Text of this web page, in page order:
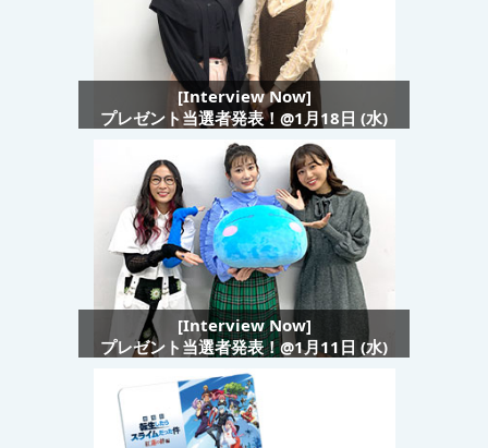
[Interview Now]
プレゼント当選者発表！@1月18日 (水)
[Interview Now]
プレゼント当選者発表！@1月11日 (水)